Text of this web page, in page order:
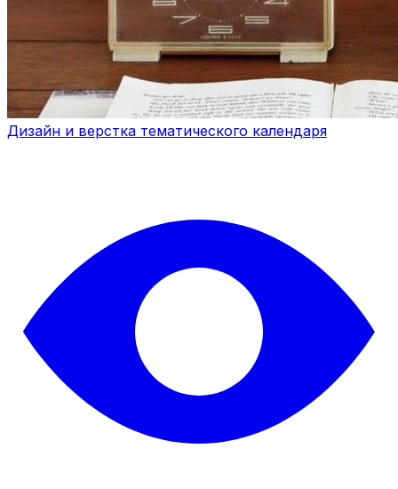
Дизайн и верстка тематического календаря